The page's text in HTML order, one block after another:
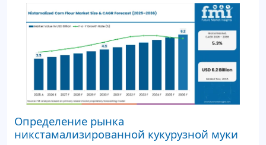
Определение рынка
никстамализированной кукурузной муки